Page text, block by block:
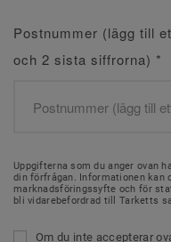
Postnummer (lägg till
och 2 sista siffrorna) *
Uppgifterna som du anger ovan
din förfrågan. Informationen kan
marknadsföringssyfte och för
bli vidarebefordrad till Tarketts
Om du inte accepterar